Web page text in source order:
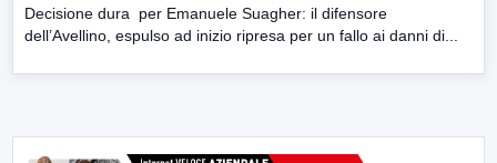
Decisione dura per Emanuele Suagher: il difensore
dell’Avellino, espulso ad inizio ripresa per un fallo ai danni di...